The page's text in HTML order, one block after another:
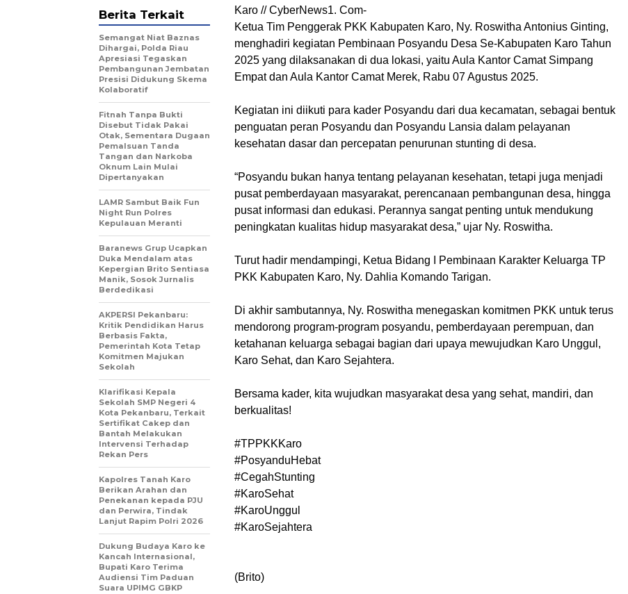
Karo // CyberNews1. Com-
Ketua Tim Penggerak PKK Kabupaten Karo, Ny. Roswitha Antonius Ginting,
menghadiri kegiatan Pembinaan Posyandu Desa Se-Kabupaten Karo Tahun
2025 yang dilaksanakan di dua lokasi, yaitu Aula Kantor Camat Simpang
Empat dan Aula Kantor Camat Merek, Rabu 07 Agustus 2025.
Kegiatan ini diikuti para kader Posyandu dari dua kecamatan, sebagai bentuk
penguatan peran Posyandu dan Posyandu Lansia dalam pelayanan
kesehatan dasar dan percepatan penurunan stunting di desa.
“Posyandu bukan hanya tentang pelayanan kesehatan, tetapi juga menjadi
pusat pemberdayaan masyarakat, perencanaan pembangunan desa, hingga
pusat informasi dan edukasi. Perannya sangat penting untuk mendukung
peningkatan kualitas hidup masyarakat desa,” ujar Ny. Roswitha.
Turut hadir mendampingi, Ketua Bidang I Pembinaan Karakter Keluarga TP
PKK Kabupaten Karo, Ny. Dahlia Komando Tarigan.
Di akhir sambutannya, Ny. Roswitha menegaskan komitmen PKK untuk terus
mendorong program-program posyandu, pemberdayaan perempuan, dan
ketahanan keluarga sebagai bagian dari upaya mewujudkan Karo Unggul,
Karo Sehat, dan Karo Sejahtera.
Bersama kader, kita wujudkan masyarakat desa yang sehat, mandiri, dan
berkualitas!
#TPPKKKaro
#PosyanduHebat
#CegahStunting
#KaroSehat
#KaroUnggul
#KaroSejahtera
(Brito)
Berita Terkait
Semangat Niat Baznas
Dihargai, Polda Riau
Apresiasi Tegaskan
Pembangunan Jembatan
Presisi Didukung Skema
Kolaboratif
Fitnah Tanpa Bukti
Disebut Tidak Pakai
Otak, Sementara Dugaan
Pemalsuan Tanda
Tangan dan Narkoba
Oknum Lain Mulai
Dipertanyakan
LAMR Sambut Baik Fun
Night Run Polres
Kepulauan Meranti
Baranews Grup Ucapkan
Duka Mendalam atas
Kepergian Brito Sentiasa
Manik, Sosok Jurnalis
Berdedikasi
AKPERSI Pekanbaru:
Kritik Pendidikan Harus
Berbasis Fakta,
Pemerintah Kota Tetap
Komitmen Majukan
Sekolah
Klarifikasi Kepala
Sekolah SMP Negeri 4
Kota Pekanbaru, Terkait
Sertifikat Cakep dan
Bantah Melakukan
Intervensi Terhadap
Rekan Pers
Kapolres Tanah Karo
Berikan Arahan dan
Penekanan kepada PJU
dan Perwira, Tindak
Lanjut Rapim Polri 2026
Dukung Budaya Karo ke
Kancah Internasional,
Bupati Karo Terima
Audiensi Tim Paduan
Suara UPIMG GBKP